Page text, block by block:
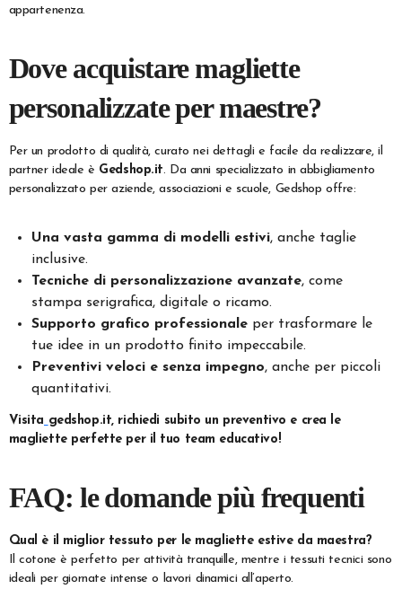
appartenenza.
Dove acquistare magliette
personalizzate per maestre?
Per un prodotto di qualità, curato nei dettagli e facile da realizzare, il
partner ideale è Gedshop.it. Da anni specializzato in abbigliamento
personalizzato per aziende, associazioni e scuole, Gedshop offre:
Una vasta gamma di modelli estivi, anche taglie
inclusive.
Tecniche di personalizzazione avanzate, come
stampa serigrafica, digitale o ricamo.
Supporto grafico professionale per trasformare le
tue idee in un prodotto finito impeccabile.
Preventivi veloci e senza impegno, anche per piccoli
quantitativi.
Visita gedshop.it, richiedi subito un preventivo e crea le
magliette perfette per il tuo team educativo!
FAQ: le domande più frequenti
Qual è il miglior tessuto per le magliette estive da maestra?
Il cotone è perfetto per attività tranquille, mentre i tessuti tecnici sono
ideali per giornate intense o lavori dinamici all’aperto.